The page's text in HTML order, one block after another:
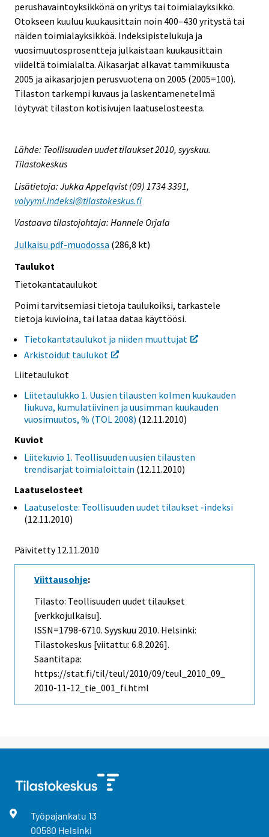
perushavaintoyksikkönä on yritys tai toimialayksikkö.
Otokseen kuuluu kuukausittain noin 400–430 yritystä tai
näiden toimialayksikköä. Indeksipistelukuja ja
vuosimuutosprosentteja julkaistaan kuukausittain
viideltä toimialalta. Aikasarjat alkavat tammikuusta
2005 ja aikasarjojen perusvuotena on 2005 (2005=100).
Tilaston tarkempi kuvaus ja laskentamenetelmä
löytyvät tilaston kotisivujen laatuselosteesta.
Lähde: Teollisuuden uudet tilaukset 2010, syyskuu.
Tilastokeskus
Lisätietoja: Jukka Appelqvist (09) 1734 3391,
volyymi.indeksi@tilastokeskus.fi
Vastaava tilastojohtaja: Hannele Orjala
Julkaisu pdf-muodossa (286,8 kt)
Taulukot
Tietokantataulukot
Poimi tarvitsemiasi tietoja taulukoiksi, tarkastele
tietoja kuvioina, tai lataa dataa käyttöösi.
Tietokantataulukot ja niiden muuttujat
Arkistoidut taulukot
Liitetaulukot
Liitetaulukko 1. Uusien tilausten kolmen kuukauden
liukuva, kumulatiivinen ja uusimman kuukauden
vuosimuutos, % (TOL 2008) (12.11.2010)
Kuviot
Liitekuvio 1. Teollisuuden uusien tilausten
trendisarjat toimialoittain (12.11.2010)
Laatuselosteet
Laatuseloste: Teollisuuden uudet tilaukset -indeksi
(12.11.2010)
Päivitetty 12.11.2010
Viittausohje:
Tilasto: Teollisuuden uudet tilaukset
[verkkojulkaisu].
ISSN=1798-6710. Syyskuu 2010. Helsinki:
Tilastokeskus [viitattu: 6.8.2026].
Saantitapa:
https://stat.fi/til/teul/2010/09/teul_2010_09_
2010-11-12_tie_001_fi.html
Työpajankatu 13
00580 Helsinki